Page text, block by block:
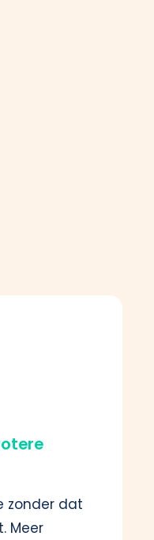
zonder dat
Meer